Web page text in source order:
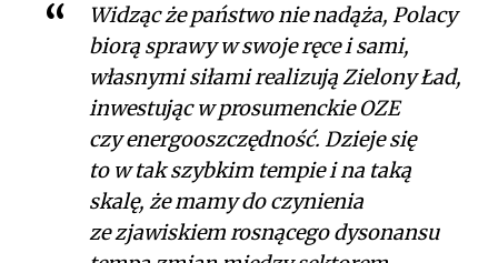
Widząc że państwo nie nadąża, Polacy
biorą sprawy w swoje ręce i sami,
własnymi siłami realizują Zielony Ład,
inwestując w prosumenckie OZE
czy energooszczędność. Dzieje się
to w tak szybkim tempie i na taką
skalę, że mamy do czynienia
ze zjawiskiem rosnącego dysonansu